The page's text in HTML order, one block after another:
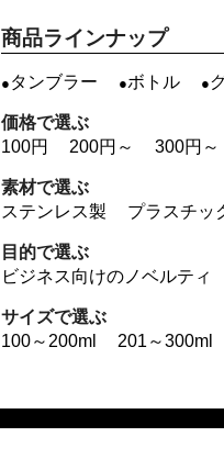
商品ラインナップ
タンブラー ボトル
価格で選ぶ
100円
200円～ 300円～
素材で選ぶ
ステンレス製
プラスチッ
目的で選ぶ
ビジネス向けのノベルティ
サイズで選ぶ
100～200ml
201～300ml